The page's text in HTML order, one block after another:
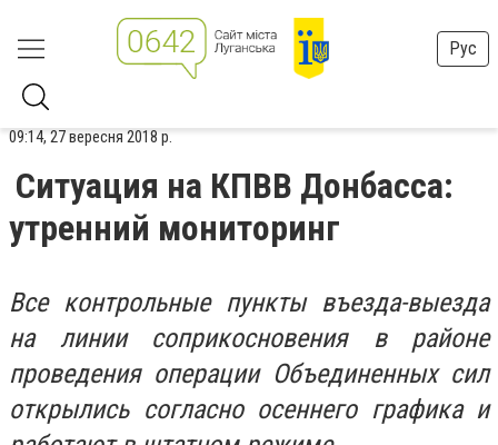
Рус
09:14, 27 вересня 2018 р.
Ситуация на КПВВ Донбасса:
утренний мониторинг
Все контрольные пункты въезда-выезда
на линии соприкосновения в районе
проведения операции Объединенных сил
открылись согласно осеннего графика и